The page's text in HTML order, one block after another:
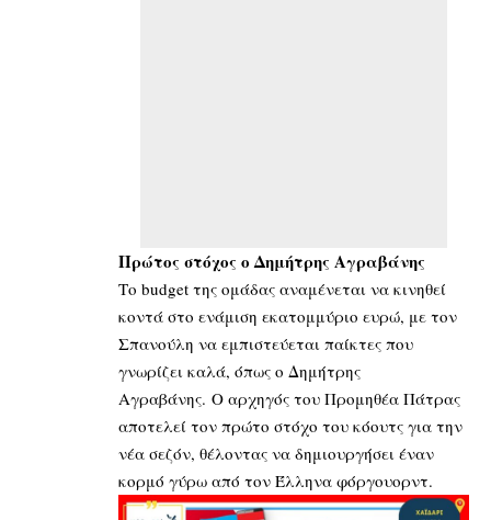
Πρώτος στόχος ο Δημήτρης Αγραβάνης
Το budget της ομάδας αναμένεται να κινηθεί
κοντά στο ενάμιση εκατομμύριο ευρώ, με τον
Σπανούλη να εμπιστεύεται παίκτες που
γνωρίζει καλά, όπως ο Δημήτρης
Αγραβάνης. Ο αρχηγός του Προμηθέα Πάτρας
αποτελεί τον πρώτο στόχο του κόουτς για την
νέα σεζόν, θέλοντας να δημιουργήσει έναν
κορμό γύρω από τον Έλληνα φόργουορντ.